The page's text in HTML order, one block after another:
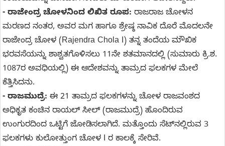
- ರಾಜೇಂದ್ರ ಚೋಳನಿಂದ ಲಿಖಿತ ರೂಪ: ರಾಜರಾಜ ಚೋಳನ
ಮರಣದ ನಂತರ, ಅವರ ಮಗ ಹಾಗೂ ಶ್ರೇಷ್ಠ ನಾವಿಕ ದೊರೆ ಮೊದಲನೇ
ರಾಜೇಂದ್ರ ಚೋಳ (Rajendra Chola I) ತನ್ನ ತಂದೆಯ ಮೌಖಿಕ
ಭರವಸೆಯನ್ನು ಶಾಶ್ವತಗೊಳಿಸಲು 11ನೇ ಶತಮಾನದಲ್ಲಿ (ಸುಮಾರು ಕ್ರಿ.ಶ.
1087ರ ಅವಧಿಯಲ್ಲಿ) ಈ ಆದೇಶವನ್ನು ತಾಮ್ರದ ಫಲಕಗಳ ಮೇಲೆ
ಕೆತ್ತಿಸಿದನು.
- ರಾಜಮುದ್ರೆ: ಈ 21 ತಾಮ್ರದ ಫಲಕಗಳನ್ನು ಚೋಳ ರಾಜವಂಶದ
ಅಧಿಕೃತ ಕಂಚಿನ ರಾಯಲ್ ಸೀಲ್ (ರಾಜಮುದ್ರೆ) ಹೊಂದಿರುವ
ಉಂಗುರದಿಂದ ಒಟ್ಟಿಗೆ ಜೋಡಿಸಲಾಗಿದೆ. ಮತ್ತೊಂದು ಸೆಟ್‌ನಲ್ಲಿರುವ 3
ಫಲಕಗಳು ಕುಲೋತ್ತುಂಗ ಚೋಳ I ರ ಕಾಲಕ್ಕೆ ಸೇರಿವೆ.